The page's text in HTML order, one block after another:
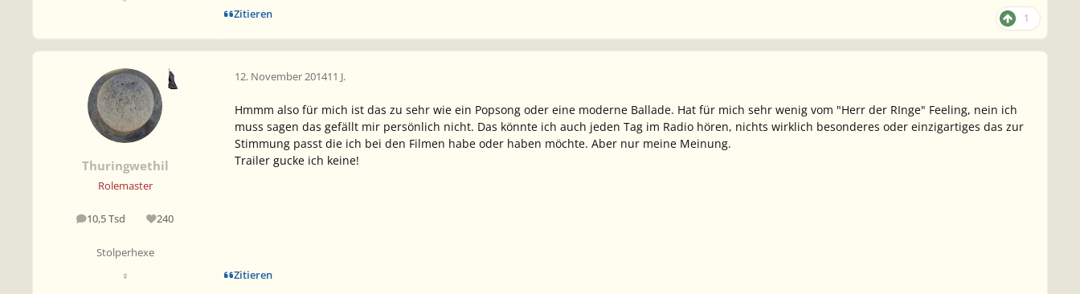
Zitieren 1
Thuringwethil
Rolemaster
10,5 Tsd
Beiträge 240
Reputation
Stolperhexe
♀
12. November 201411 J.
Hmmm also für mich ist das zu sehr wie ein Popsong oder eine moderne Ballade. Hat für mich sehr wenig vom "Herr der RInge" Feeling, nein ich
muss sagen das gefällt mir persönlich nicht. Das könnte ich auch jeden Tag im Radio hören, nichts wirklich besonderes oder einzigartiges das zur
Stimmung passt die ich bei den Filmen habe oder haben möchte. Aber nur meine Meinung.
Trailer gucke ich keine!
Zitieren